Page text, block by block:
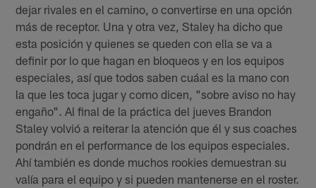
dejar rivales en el camino, o convertirse en una opción
más de receptor. Una y otra vez, Staley ha dicho que
esta posición y quienes se queden con ella se va a
definir por lo que hagan en bloqueos y en los equipos
especiales, así que todos saben cuáal es la mano con
la que les toca jugar y como dicen, "sobre aviso no hay
engaño". Al final de la práctica del jueves Brandon
Staley volvió a reiterar la atención que él y sus coaches
pondrán en el performance de los equipos especiales.
Ahí también es donde muchos rookies demuestran su
valía para el equipo y si pueden mantenerse en el roster.